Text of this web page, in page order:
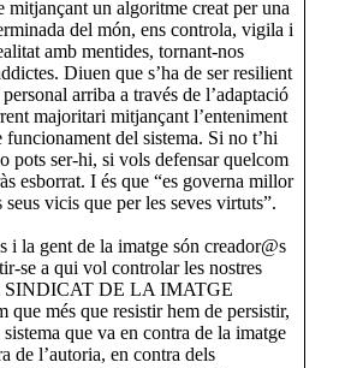
mitjançant un algoritme creat per una
del món, ens controla, vigila i
amb mentides, tornant-nos
Diuen que s’ha de ser resilient
arriba a través de l’adaptació
majoritari mitjançant l’enteniment
funcionament del sistema. Si no t’hi
pots ser-hi, si vols defensar quelcom
esborrat. I és que “es governa millor
seus vicis que per les seves virtuts”.
i la gent de la imatge són creador@s
se a qui vol controlar les nostres
SINDICAT DE LA IMATGE
que més que resistir hem de persistir,
que va en contra de la imatge
de l’autoria, en contra dels